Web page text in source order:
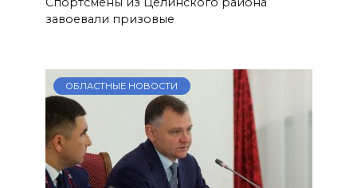
завоевали призовые
ОБЛАСТНЫЕ НОВОСТИ